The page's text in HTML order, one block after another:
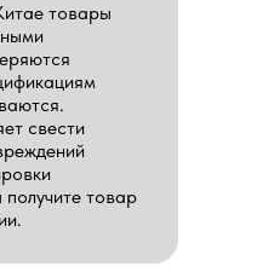
товары
свести
получите товар